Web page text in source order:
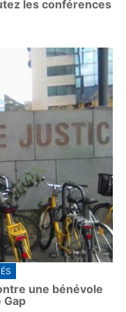
les conférences
une bénévole